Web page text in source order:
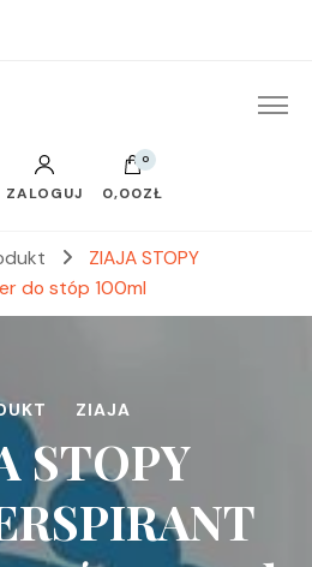
ZALOGUJ
0
0,00ZŁ
ZIAJA STOPY
do stóp 100ml
ZIAJA
STOPY